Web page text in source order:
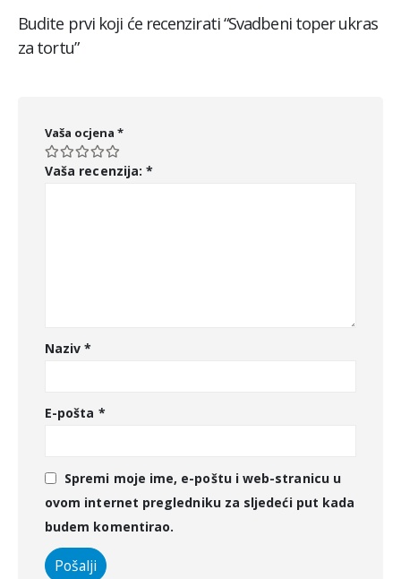
Budite prvi koji će recenzirati “Svadbeni toper ukras
za tortu”
Vaša ocjena *
Vaša recenzija:*
Naziv*
E-pošta *
Spremi moje ime, e-poštu i web-stranicu u
ovom internet pregledniku za sljedeći put kada
budem komentirao.